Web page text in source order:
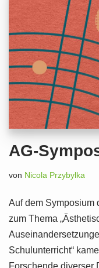
AG-
von Nicola Przybylka
Auf dem Symposium
zum Thema
Schulunterricht“
Forschende diverser